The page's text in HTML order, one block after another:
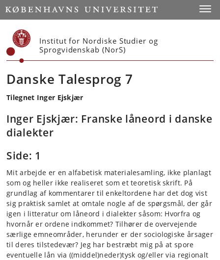
Start
Institut for Nordiske Studier og
Sprogvidenskab (NorS)
Danske Talesprog 7
Tilegnet Inger Ejskjær
Inger Ejskjær: Franske låneord i danske
dialekter
Side: 1
Mit arbejde er en alfabetisk materialesamling, ikke planlagt
som og heller ikke realiseret som et teoretisk skrift. På
grundlag af kommentarer til enkeltordene har det dog vist
sig praktisk samlet at omtale nogle af de spørgsmål, der går
igen i litteratur om låneord i dialekter såsom: Hvorfra og
hvornår er ordene indkommet? Tilhører de overvejende
særlige emneområder, herunder er der sociologiske årsager
til deres tilstedevær? Jeg har bestræbt mig på at spore
eventuelle lån via ((middel)neder)tysk og/eller via regionalt